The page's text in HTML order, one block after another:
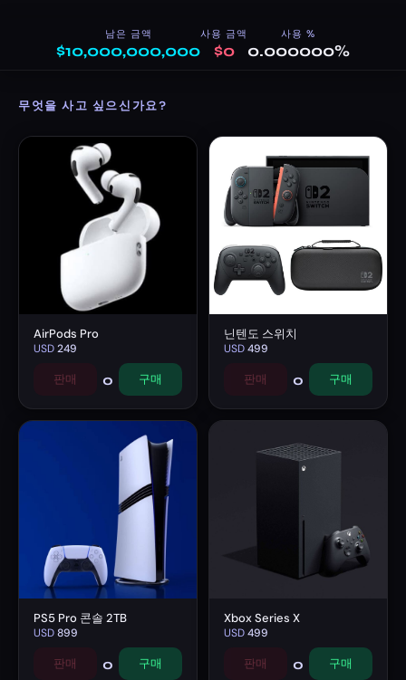
남은 금액
$10,000,000,000
사용 금액
$0
사용 %
0.000000%
무엇을 사고 싶으신가요?
AirPods Pro
USD249
판매 0 구매
닌텐도 스위치
USD499
판매 0 구매
PS5 Pro 콘솔 2TB
USD899
판매 0 구매
Xbox Series X
USD499
판매 0 구매